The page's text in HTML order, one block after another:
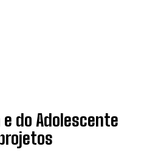
e do Adolescente